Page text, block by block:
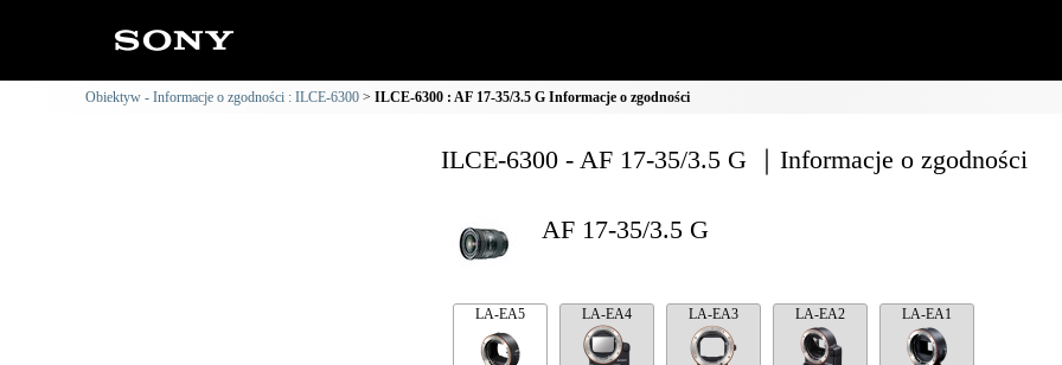
Obiektyw - Informacje o zgodności : ILCE-6300 ILCE-6300 : AF 17-35/3.5 G Informacje o zgodności
ILCE-6300 - AF 17-35/3.5 G ｜Informacje o zgodności
AF 17-35/3.5 G
LA-EA5 LA-EA4 LA-EA3 LA-EA2 LA-EA1